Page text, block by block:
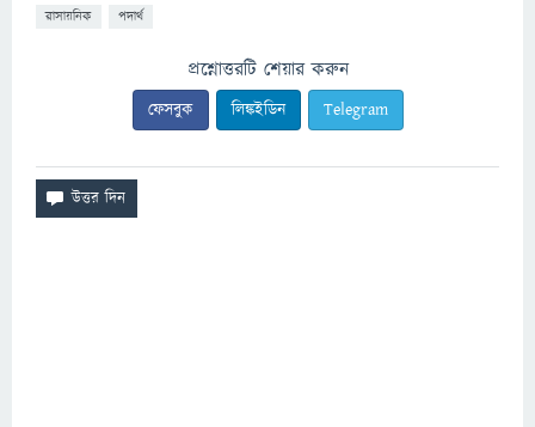
রাসায়নিক পদার্থ
প্রশ্নোত্তরটি শেয়ার করুন
ফেসবুক লিঙ্কইডিন Telegram